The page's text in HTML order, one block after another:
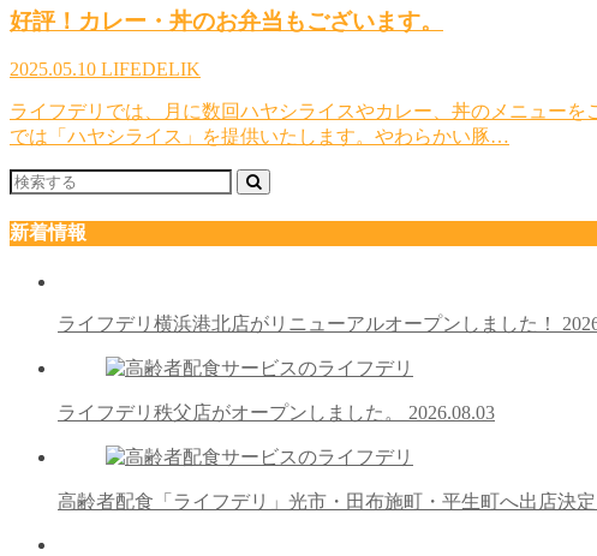
好評！カレー・丼のお弁当もございます。
2025.05.10 LIFEDELIK
ライフデリでは、月に数回ハヤシライスやカレー、丼のメニュー
では「ハヤシライス」を提供いたします。やわらかい豚…
新着情報
ライフデリ横浜港北店がリニューアルオープンしました！
ライフデリ秩父店がオープンしました。 2026.08.03
高齢者配食「ライフデリ」光市・田布施町・平生町へ出店決定